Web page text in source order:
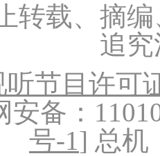
转载、摘
追
节目许可
安备：
号-1] 总机